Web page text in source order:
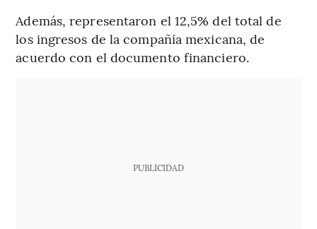
Además, representaron el 12,5% del total de
los ingresos de la compañía mexicana, de
acuerdo con el documento financiero.
PUBLICIDAD